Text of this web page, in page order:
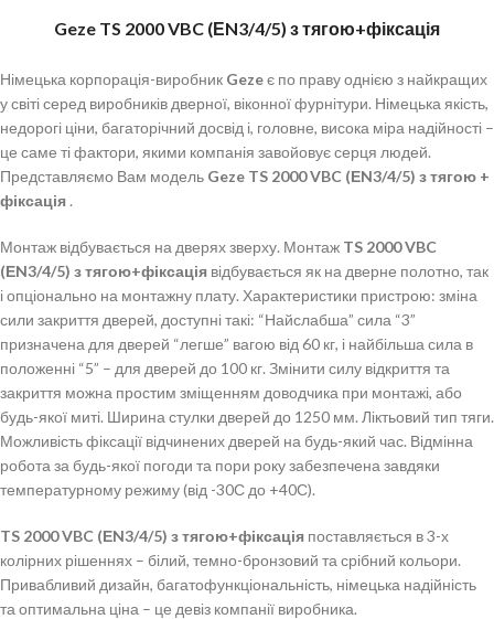
Geze TS 2000 VBC (ЕN3/4/5) з тягою+фіксація
Німецька корпорація-виробник Gezeє по праву однією з найкращих
у світі серед виробників дверної, віконної фурнітури. Німецька якість,
недорогі ціни, багаторічний досвід і, головне, висока міра надійності –
це саме ті фактори, якими компанія завойовує серця людей.
Представляємо Вам модель Geze TS 2000 VBC (ЕN3/4/5) з тягою +
фіксація .
Монтаж відбувається на дверях зверху. Монтаж TS 2000 VBC
(ЕN3/4/5) з тягою+фіксація відбувається як на дверне полотно, так
і опціонально на монтажну плату. Характеристики пристрою: зміна
сили закриття дверей, доступні такі: “Найслабша” сила “3”
призначена для дверей “легше” вагою від 60 кг, і найбільша сила в
положенні “5” – для дверей до 100 кг. Змінити силу відкриття та
закриття можна простим зміщенням доводчика при монтажі, або
будь-якої миті. Ширина стулки дверей до 1250 мм. Ліктьовий тип тяги.
Можливість фіксації відчинених дверей на будь-який час. Відмінна
робота за будь-якої погоди та пори року забезпечена завдяки
температурному режиму (від -30С до +40С).
TS 2000 VBC (ЕN3/4/5) з тягою+фіксація поставляється в 3-х
колірних рішеннях – білий, темно-бронзовий та срібний кольори.
Привабливий дизайн, багатофункціональність, німецька надійність
та оптимальна ціна – це девіз компанії виробника.